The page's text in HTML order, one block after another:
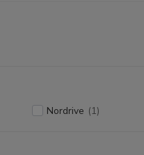
Nordrive (1)